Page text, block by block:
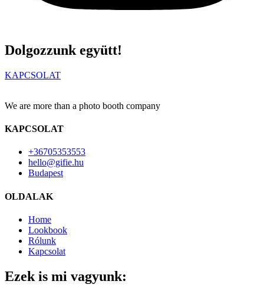
Dolgozzunk együtt!
KAPCSOLAT
We are more than a photo booth company
KAPCSOLAT
+36705353553
hello@gifie.hu
Budapest
OLDALAK
Home
Lookbook
Rólunk
Kapcsolat
Ezek is mi vagyunk: